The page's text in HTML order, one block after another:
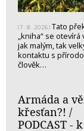
(7. 8. 2026) Tato
„kniha“ se otevírá
jak malým, tak
kontaktu s
člověk…
Armáda a
křesťan?! /
PODCAST - k